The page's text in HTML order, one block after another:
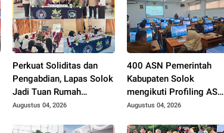
Perkuat Soliditas dan
Pengabdian, Lapas Solok
Jadi Tuan Rumah
Musyawarah
Augustus 04, 2026
400 ASN Pemerintah
Kabupaten Solok
mengikuti Profiling ASN
2026.
Augustus 04, 2026